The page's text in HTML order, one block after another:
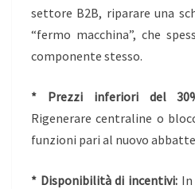
settore B2B, riparare una
“fermo macchina”, che
componente stesso.
* Prezzi inferiori del
Rigenerare centraline o
funzioni pari al nuovo
* Disponibilità di incentivi: